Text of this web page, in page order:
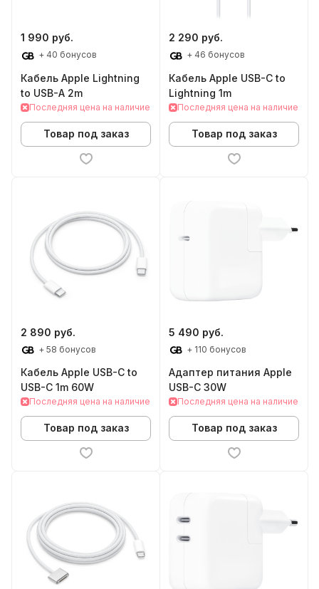
1 990 руб.
+ 40 бонусов
Кабель Apple Lightning
to USB-A 2m
Последняя цена на наличие
Товар под заказ
2 290 руб.
+ 46 бонусов
Кабель Apple USB-C to
Lightning 1m
Последняя цена на наличие
Товар под заказ
2 890 руб.
+ 58 бонусов
Кабель Apple USB-C to
USB-C 1m 60W
Последняя цена на наличие
Товар под заказ
5 490 руб.
+ 110 бонусов
Адаптер питания Apple
USB-C 30W
Последняя цена на наличие
Товар под заказ